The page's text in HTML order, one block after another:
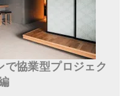
で協業型プロジェク